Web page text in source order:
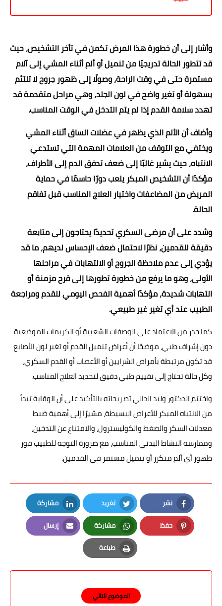
وأشار إلى أن خطورة هذا المرض تكمن في تأخر التشخيص، حيث
قد تتطور الحالة تدريجيًا من تنميل أو ألم أثناء المشي إلى آلام
مستمرة حتى في وقت الراحة، وصولًا إلى ظهور جروح لا تلتئم
بسهولة أو تغير واضح في لون الجلد، وهي مراحل متقدمة قد
تهدد سلامة القدم إذا لم يتم التدخل في الوقت المناسب.
وأضاف أن الألم الذي يظهر في عضلات الساق أثناء المشي
ويختفي مع التوقف من العلامات المهمة التي تستدعي
الانتباه، حيث يشير غالبًا إلى ضعف تدفق الدم إلى الأطراف،
مؤكدًا أن التشخيص المبكر يلعب دورًا حاسمًا في حماية
المريض من المضاعفات واختيار العلاج المناسب قبل تفاقم
الحالة.
وشدد على أن مرضى السكري تحديدًا يحتاجون إلى متابعة
دقيقة للقدمين، نظرًا لاحتمال ضعف الإحساس لديهم، ما قد
يؤدي إلى عدم ملاحظة الجروح أو الالتهابات في مراحلها
الأولى، وهو ما يرفع من خطورة تطورها إلى قرح مزمنة أو
التهابات شديدة، مؤكدًا أهمية الفحص اليومي للقدم ومراجعة
الطبيب عند أي تغير غير طبيعي.
كما حذر من الاعتماد على الوصفات الشعبية أو الكريمات الموضعية
دون إشراف طبي، موضحًا أن أعراض تنميل القدم أو تغير لون الأصابع
قد تكون مرتبطة بأمراض الشرايين أو الأعصاب أو القدم السكري،
وكل حالة تحتاج إلى تقييم طبي دقيق لتحديد العلاج المناسب.
واختتم الدكتور وليد الدالي تصريحاته بالتأكيد على أن الوقاية تبدأ
من الانتباه المبكر للأعراض البسيطة، مشيرًا إلى أهمية ضبط
معدلات السكر والضغط والكوليسترول، والامتناع عن التدخين،
وممارسة النشاط البدني المناسب، مع ضرورة التوجه للطبيب فور
ظهور أي ألم متكرر أو تنميل مستمر في القدمين.
نشر
Facebook
تغريد
Twitter
مشاركة
LinkedIn
حفظ
Pinterest
مشاركة
Whatsapp
إرسال
Email
طباعة
Print
الموضوع التالي